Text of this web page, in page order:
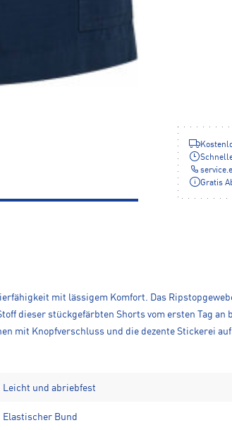
Gratis
mit lässigem Komfort. Das
dieser stückgefärbten Shorts vom ersten Tag an
mit Knopfverschluss und die dezente Stickerei
Leicht und abriebfest
Elastischer Bund